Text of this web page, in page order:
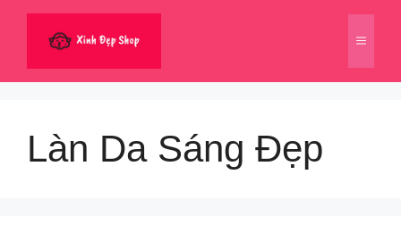
dung
Menu
Làn Da Sáng Đẹp